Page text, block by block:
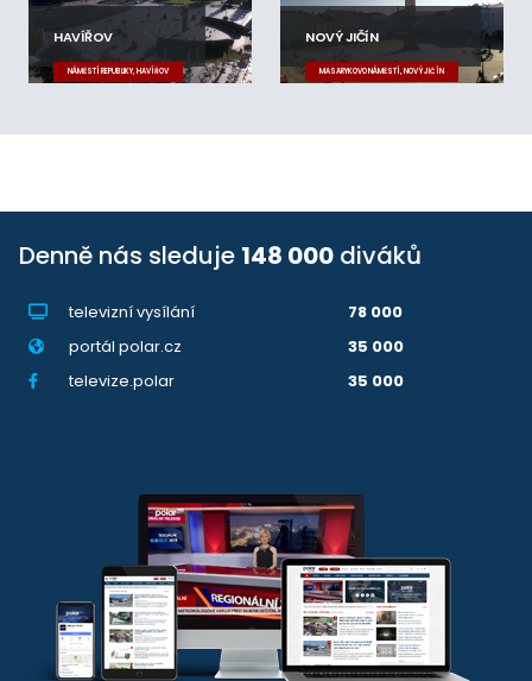
HAVÍŘOV
NÁMĚSTÍ REPUBLIKY, HAVÍŘOV
NOVÝ JIČÍN
MASARYKOVO NÁMĚSTÍ, NOVÝ JIČÍN
Denně nás sleduje 148 000 diváků
televizní vysílání
78 000
portál polar.cz
35 000
televize.polar
35 000